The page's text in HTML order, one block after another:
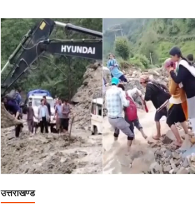
उत्तराखण्ड